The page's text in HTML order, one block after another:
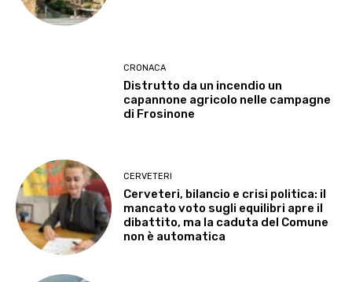
CRONACA
Distrutto da un incendio un
capannone agricolo nelle campagne
di Frosinone
CERVETERI
Cerveteri, bilancio e crisi politica: il
mancato voto sugli equilibri apre il
dibattito, ma la caduta del Comune
non è automatica